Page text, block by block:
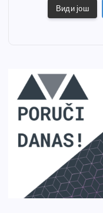
Види још